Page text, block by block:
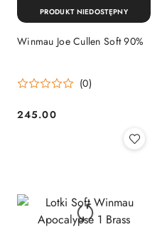
Winmau Joe Cullen Soft 90%
(0)
Cena:
245.00
PRODUKT NIEDOSTĘPNY